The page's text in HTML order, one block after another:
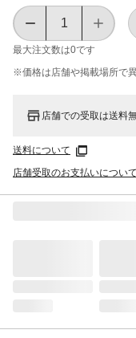
最大注文数は0です
※価格は​店舗や​掲載場所で​
店舗での受取は送料
送料について
店舗受取のお支払いについて